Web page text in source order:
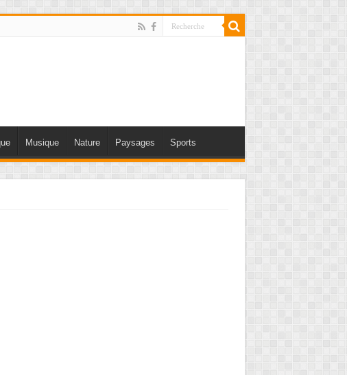
Musique Nature Paysages Sports